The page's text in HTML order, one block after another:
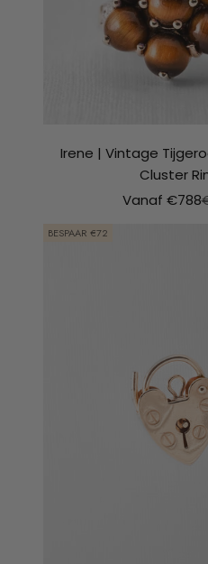
Irene | Vintage
Cluster
Vanaf €788
BESPAAR €72